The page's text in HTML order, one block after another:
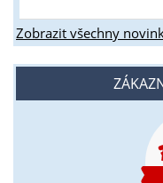
Zobrazit všechny